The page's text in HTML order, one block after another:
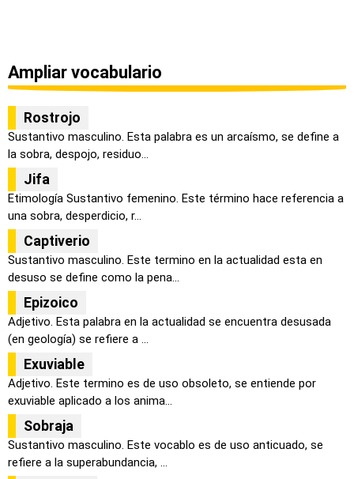
Ampliar vocabulario
Rostrojo
Sustantivo masculino. Esta palabra es un arcaísmo, se define a
la sobra, despojo, residuo...
Jifa
Etimología Sustantivo femenino. Este término hace referencia a
una sobra, desperdicio, r...
Captiverio
Sustantivo masculino. Este termino en la actualidad esta en
desuso se define como la pena...
Epizoico
Adjetivo. Esta palabra en la actualidad se encuentra desusada
(en geología) se refiere a ...
Exuviable
Adjetivo. Este termino es de uso obsoleto, se entiende por
exuviable aplicado a los anima...
Sobraja
Sustantivo masculino. Este vocablo es de uso anticuado, se
refiere a la superabundancia, ...